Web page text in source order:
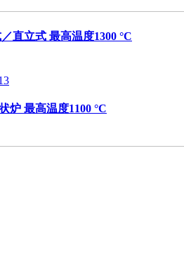
直立式 最高温度1300 °C
炉 最高温度1100 °C